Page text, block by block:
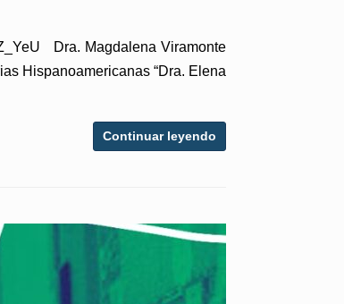
Dra. Magdalena Viramonte
Hispanoamericanas “Dra. Elena
Continuar leyendo